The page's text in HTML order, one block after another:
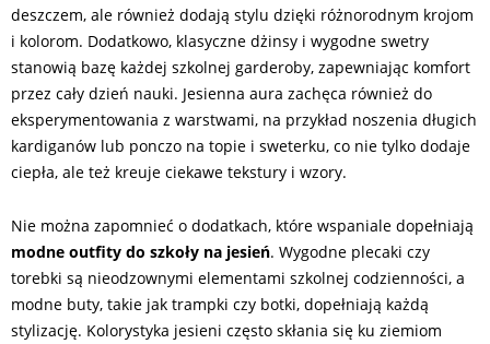
deszczem, ale również dodają stylu dzięki różnorodnym krojom
i kolorom. Dodatkowo, klasyczne dżinsy i wygodne swetry
stanowią bazę każdej szkolnej garderoby, zapewniając komfort
przez cały dzień nauki. Jesienna aura zachęca również do
eksperymentowania z warstwami, na przykład noszenia długich
kardiganów lub ponczo na topie i sweterku, co nie tylko dodaje
ciepła, ale też kreuje ciekawe tekstury i wzory.
Nie można zapomnieć o dodatkach, które wspaniale dopełniają
modne outfity do szkoły na jesień. Wygodne plecaki czy
torebki są nieodzownymi elementami szkolnej codzienności, a
modne buty, takie jak trampki czy botki, dopełniają każdą
stylizację. Kolorystyka jesieni często skłania się ku ziemiom